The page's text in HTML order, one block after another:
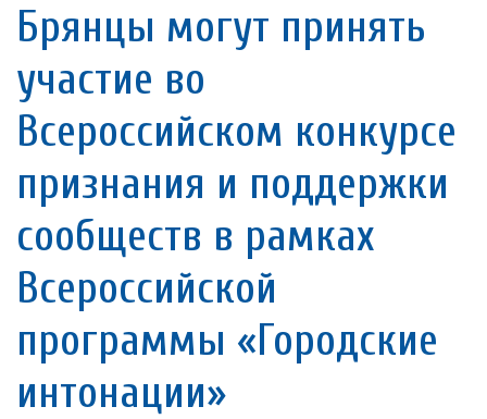
Брянцы могут принять
участие во
Всероссийском конкурсе
признания и поддержки
сообществ в рамках
Всероссийской
программы «Городские
интонации»